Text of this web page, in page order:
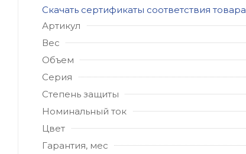
Скачать сертификаты соответствия товара
Артикул
Вес
Объем
Серия
Степень защиты
Номинальный ток
Цвет
Гарантия, мес